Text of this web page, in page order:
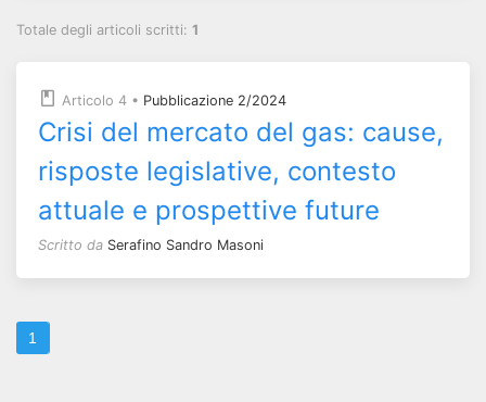
Totale degli articoli scritti: 1
Articolo 4 • Pubblicazione 2/2024
Crisi del mercato del gas: cause,
risposte legislative, contesto
attuale e prospettive future
Scritto da Serafino Sandro Masoni
1